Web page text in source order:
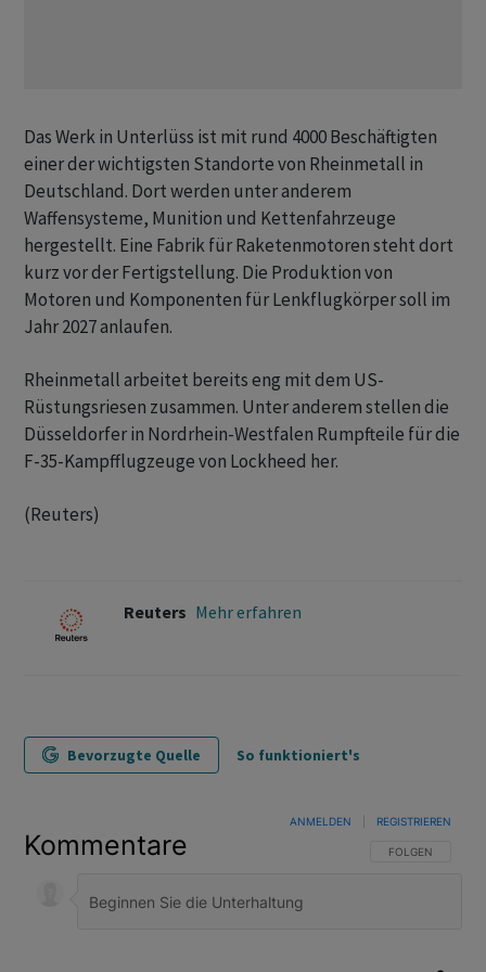
Das Werk in Unterlüss ist mit rund 4000 Beschäftigten
einer der wichtigsten Standorte von Rheinmetall in
Deutschland. Dort werden ​unter ​anderem
Waffensysteme, Munition und ⁠Kettenfahrzeuge
hergestellt. Eine Fabrik für Raketenmotoren ​steht dort
kurz ⁠vor der Fertigstellung. Die Produktion von
Motoren und Komponenten für ‌Lenkflugkörper soll im
Jahr 2027 anlaufen.
Rheinmetall arbeitet bereits eng mit dem US-
Rüstungsriesen zusammen. Unter ‌anderem stellen die
Düsseldorfer in Nordrhein-Westfalen Rumpfteile ​für die
F-35-Kampfflugzeuge von Lockheed her.
(Reuters)
Reuters Mehr erfahren
Bevorzugte Quelle So funktioniert's
Kommentare FOLGE DIESER
FOLGEN
ANMELDEN REGISTRIEREN